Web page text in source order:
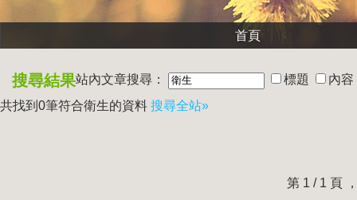
首頁
搜尋結果站內文章搜尋： 標題
內容
共找到0筆符合衛生的資料 搜尋全站»
第 1 / 1